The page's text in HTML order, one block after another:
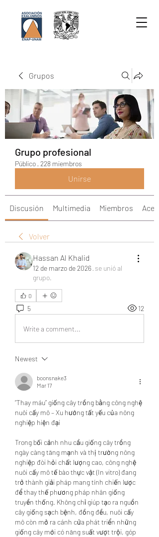
Grupos
Grupo profesional
Público · 228 miembros
Unirse
Discusión Multimedia Miembros
Volver
Hassan Al Khalid
12 de marzo de 2026· se unió al
grupo.
0
5 12
Write a comment...
Newest
boonsnake3
Mar 17
“Thay máu” giống cây trồng bằng công nghệ
nuôi cấy mô – Xu hướng tất yếu của nông
nghiệp hiện đại
Trong bối cảnh nhu cầu giống cây trồng
ngày càng tăng mạnh và thị trường nông
nghiệp đòi hỏi chất lượng cao, công nghệ
nuôi cấy mô tế bào thực vật (In vitro) đang
trở thành giải pháp mang tính chiến lược
để thay thế phương pháp nhân giống
truyền thống. Không chỉ giúp tạo ra nguồn
cây giống sạch bệnh, đồng đều, nuôi cấy
mô còn mở ra cánh cửa phát triển những
giống cây mới có năng suất vượt trội, góp